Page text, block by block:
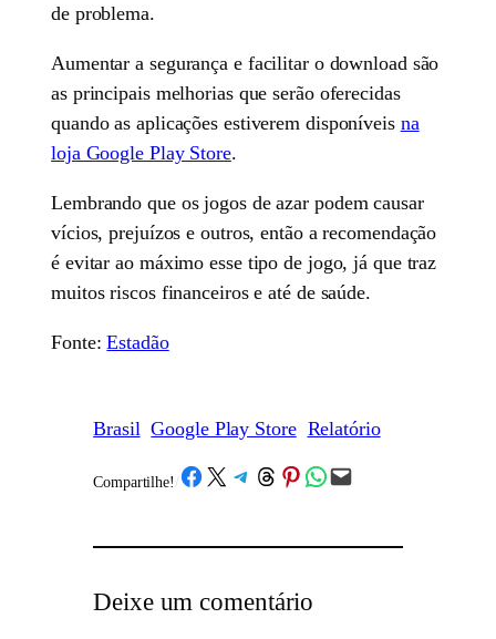
de problema.
Aumentar a segurança e facilitar o download são
as principais melhorias que serão oferecidas
quando as aplicações estiverem disponíveis na
loja Google Play Store.
Lembrando que os jogos de azar podem causar
vícios, prejuízos e outros, então a recomendação
é evitar ao máximo esse tipo de jogo, já que traz
muitos riscos financeiros e até de saúde.
Fonte:Estadão
Brasil Google Play Store Relatório
Compartilhe! /Share on Facebook
Share on X Share on Telegram
Share on Threads
Share on Pinterest
Share on WhatsApp
Email this Page
Deixe um comentário